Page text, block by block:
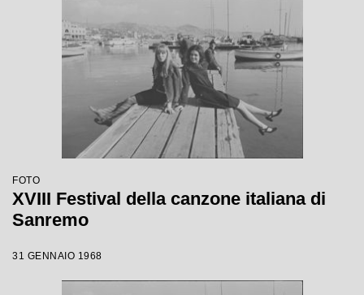
FOTO
XVIII Festival della canzone italiana di
Sanremo
31 GENNAIO 1968